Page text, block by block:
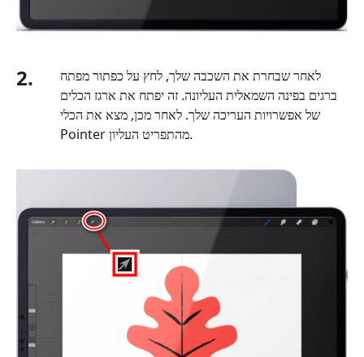
2.
לאחר שבחרת את השכבה שלך, לחץ על כפתור מפתח
ברגים בפינה השמאלית העליונה. זה יפתח את ארגז הכלים
של אפשרויות העריכה שלך. לאחר מכן, מצא את הכלי
Pointer מהתפריט העליון.